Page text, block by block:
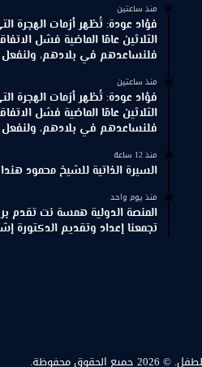
منذ ساعتين
فؤاد عودة: تُظهر أزمات الهجرة
الثلاثين عامًا الماضية فشل
فلنساعدهم في بلادهم،
منذ ساعتين
فؤاد عودة: تُظهر أزمات الهجرة
الثلاثين عامًا الماضية فشل
فلنساعدهم في بلادهم،
منذ 12 ساعة
السيرة الذاتية للشيخ محمود
منذ يوم واحد
المنصة الدولية همسة نت تقدم
تجمعنا إعداد وتقديم الدكتورة
© 2026 جميع الحقوق محفوظة.